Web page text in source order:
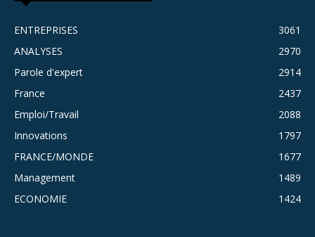
ENTREPRISES
3061
ANALYSES
2970
Parole d'expert
2914
France
2437
Emploi/Travail
2088
Innovations
1797
FRANCE/MONDE
1677
Management
1489
ECONOMIE
1424